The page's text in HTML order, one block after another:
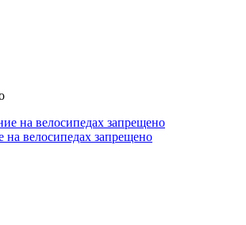
велосипедах запрещено